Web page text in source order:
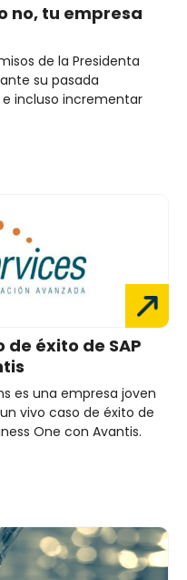
no, tu empresa
de la Presidenta
su pasada
incluso incrementar
de éxito de SAP
es una empresa joven
vivo caso de éxito de
One con Avantis.